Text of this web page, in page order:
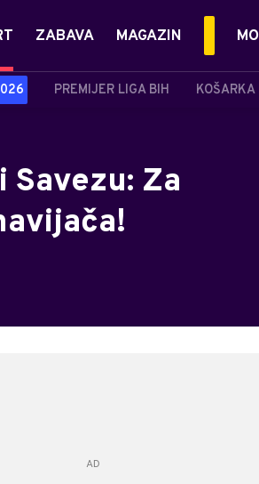
PREMIJER LIGA BIH KOŠARKA
ZABAVA MAGAZIN
Za